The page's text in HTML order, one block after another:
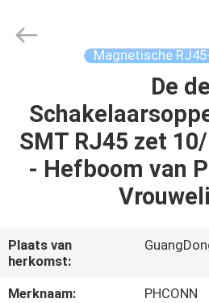
PRODUCTEN
FABRIEKSREIS
Magnetische
De de
SMT RJ45 zet
- Hefboom van
Plaats van
herkomst:
Merknaam:
PHCONN